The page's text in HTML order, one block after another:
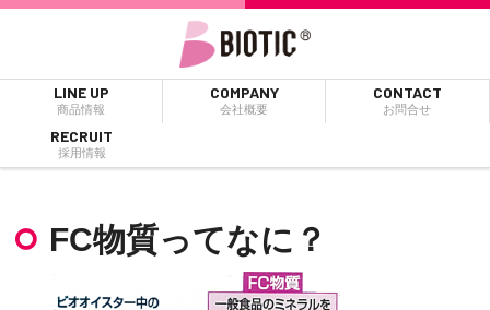
LINE UP
商品情報
COMPANY
会社概要
CONTACT
お問合せ
RECRUIT
採用情報
FC物質ってなに？